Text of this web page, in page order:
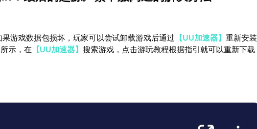
果游戏数据包损坏，玩家可以尝试卸载游戏后通过 【UU加速器】重新安装
示，在 【UU加速器】搜索游戏，点击游玩教程根据指引就可以重新下载